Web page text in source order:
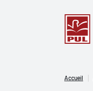
Accueil